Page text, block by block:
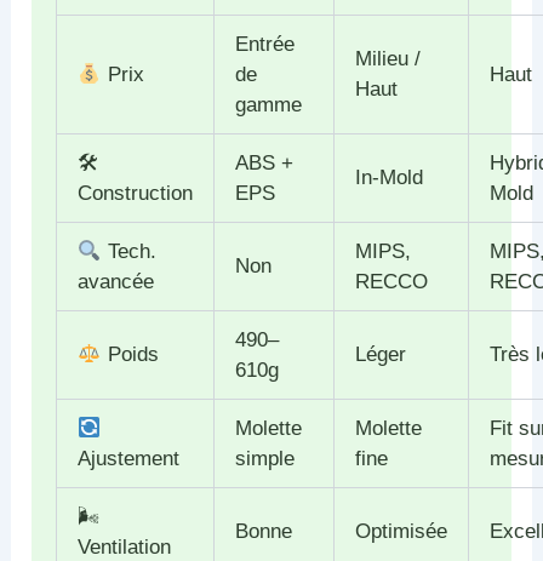
Prix
Entrée
de
gamme
Milieu /
Haut
Haut
🛠
Construction
ABS +
EPS
In-Mold
Mold
Tech.
avancée
Non
MIPS,
RECCO
Poids
490–
610g
Léger Très
Ajustement
Molette
simple
Molette
fine
Fit
🌬
Ventilation
Bonne Optimisée